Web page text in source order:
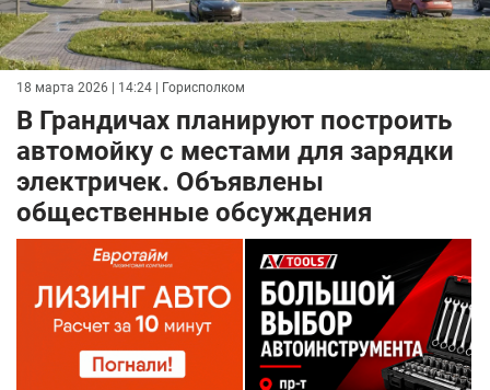
18 марта 2026 | 14:24 | Горисполком
В Грандичах планируют построить
автомойку с местами для зарядки
электричек. Объявлены
общественные обсуждения